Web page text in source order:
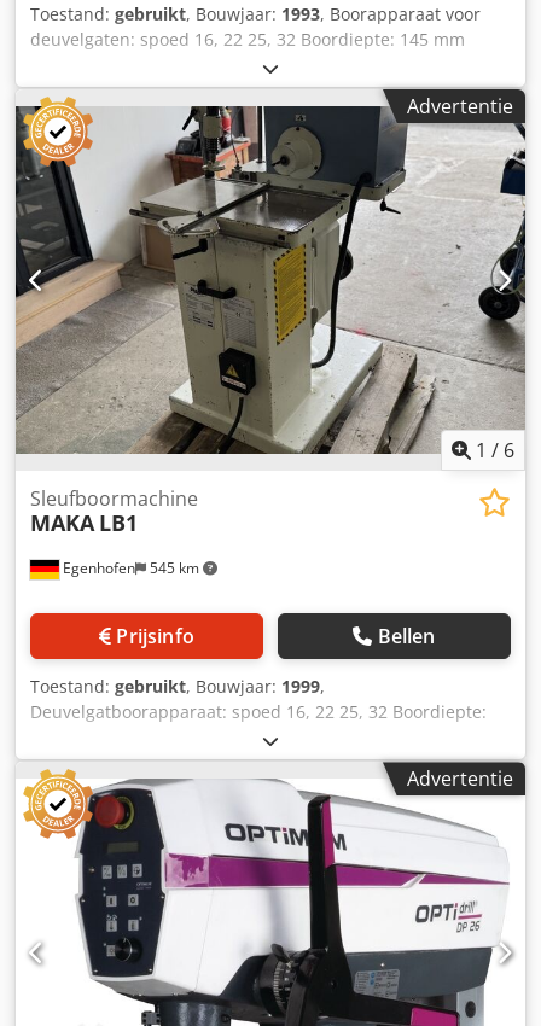
Toestand: gebruikt, Bouwjaar: 1993, Boorapparaat voor
deuvelgaten: spoed 16, 22 25, 32 Boordiepte: 145 mm
Sleuflengte: 240 mm Hoogteverstellingsbereik: 135 mm
Motorvermogen: 1,3 / 1,8 kW Snelheid: 1400 / 2800 tpm
Vasthoudinrichting: handmatig Afzuigaansluiting: 100 mm
Machinelengte: 1280 mm Machinebreedte: 960 mm
Dwsdpfxewhuu Ej Aftoa Gewicht: 300 kg
Advertentie
1 / 6
Egenhofen 545 km
Sleufboormachine
MAKA LB1
Prijsinfo Bellen
Toestand: gebruikt, Bouwjaar: 1999,
Deuvelgatboorapparaat: spoed 16, 22 25, 32 Boordiepte:
145 mm Sleuflengte: 240 mm Hoogteverstellingsbereik: 135
mm Motorvermogen: 1,5 kW Snelheid: 2800 tpm
Afzuigaansluiting: 100 mm Machinelengte: 1280 mm
Machinebreedte: 960 mm Dwodpfxov S Diue Aftja Gewicht:
250 kg
Advertentie